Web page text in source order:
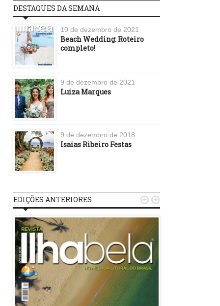
DESTAQUES DA SEMANA
10 de dezembro de 2021
Beach Wedding: Roteiro
completo!
9 de dezembro de 2021
Luiza Marques
9 de dezembro de 2018
Isaias Ribeiro Festas
EDIÇÕES ANTERIORES  